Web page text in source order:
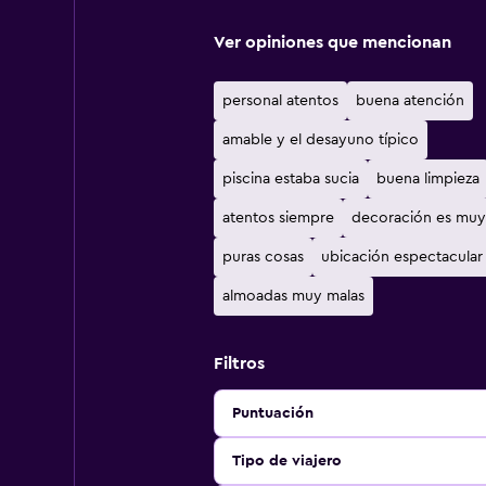
Ver opiniones que mencionan
personal atentos buena atención
amable y el desayuno típico
piscina estaba sucia buena limpieza
atentos siempre decoración es
puras cosas ubicación espectacular
almoadas muy malas
Filtros
Puntuación
Tipo de viajero